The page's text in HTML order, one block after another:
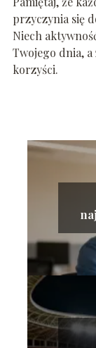
przyczynia się
Niech
Twojego dnia, a
korzyści.